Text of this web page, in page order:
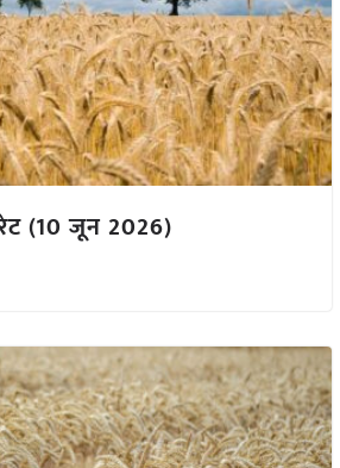
(10 जून 2026)